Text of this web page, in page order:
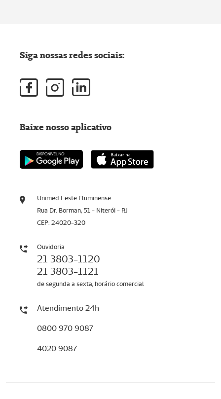
Unimed Leste Fluminense
Rua Dr. Borman, 51 - Niterói - RJ
CEP: 24020-320
Ouvidoria
21 3803-1120
21 3803-1121
de segunda a sexta, horário comercial
Atendimento 24h
0800 970 9087
4020 9087
Siga nossas redes sociais:
Baixe nosso aplicativo